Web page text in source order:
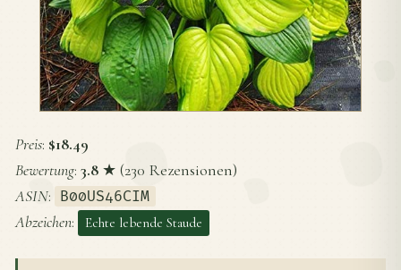
Preis: $18.49
Bewertung: 3.8 ★ (230 Rezensionen)
ASIN: B00US46CIM
Abzeichen: Echte lebende Staude